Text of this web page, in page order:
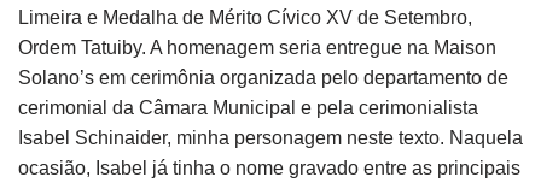
Limeira e Medalha de Mérito Cívico XV de Setembro,
Ordem Tatuiby. A homenagem seria entregue na Maison
Solano’s em cerimônia organizada pelo departamento de
cerimonial da Câmara Municipal e pela cerimonialista
Isabel Schinaider, minha personagem neste texto. Naquela
ocasião, Isabel já tinha o nome gravado entre as principais